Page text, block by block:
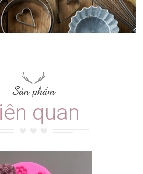
Sản phẩm
Liên quan